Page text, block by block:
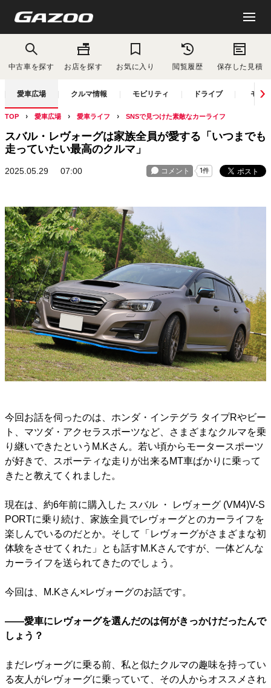
中古車を探す お店を探す お気に入り 閲覧履歴 保存した見積
愛車広場 クルマ情報 モビリティ ドライブ モー
TOP 愛車広場 愛車ライフ SNSで見つけた素敵なカーライフ
スバル・レヴォーグは家族全員が愛する「いつまでも
走っていたい最高のクルマ」
2025.05.29 07:00
今回お話を伺ったのは、ホンダ・インテグラ タイプRやビー
ト、マツダ・アクセラスポーツなど、さまざまなクルマを乗
り継いできたというM.Kさん。若い頃からモータースポーツ
が好きで、スポーティな走りが出来るMT車ばかりに乗って
きたと教えてくれました。
現在は、約6年前に購入した スバル ・ レヴォーグ (VM4)V-S
PORTに乗り続け、家族全員でレヴォーグとのカーライフを
楽しんでいるのだとか。そして「レヴォーグがさまざまな初
体験をさせてくれた」とも話すM.Kさんですが、一体どんな
カーライフを送られてきたのでしょう。
今回は、M.Kさん×レヴォーグのお話です。
――愛車にレヴォーグを選んだのは何がきっかけだったんで
しょう？
まだレヴォーグに乗る前、私と似たクルマの趣味を持ってい
る友人がレヴォーグに乗っていて、その人からオススメされ